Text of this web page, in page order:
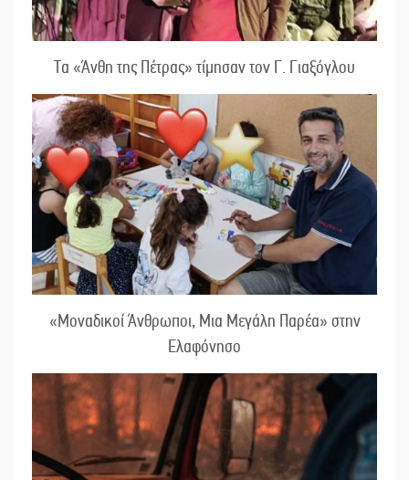
Τα «Άνθη της Πέτρας» τίμησαν τον Γ. Γιαξόγλου
«Μοναδικοί Άνθρωποι, Μια Μεγάλη Παρέα» στην
Ελαφόνησο